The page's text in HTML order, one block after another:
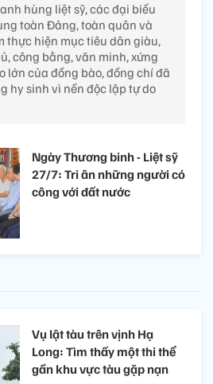
hùng liệt sỹ, các đại biểu
toàn Đảng, toàn quân và
thực hiện mục tiêu dân giàu,
công bằng, văn minh, xứng
lớn của đồng bào, đồng chí đã
hy sinh vì nền độc lập tự do
Ngày Thương binh - Liệt sỹ
27/7: Tri ân những người có
công với đất nước
Vụ lật tàu trên vịnh Hạ
Long: Tìm thấy một thi thể
gần khu vực tàu gặp nạn